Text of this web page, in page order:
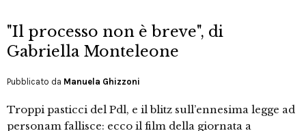
"Il processo non è breve", di
Gabriella Monteleone
Pubblicato da Manuela Ghizzoni
Troppi pasticci del Pdl, e il blitz sull’ennesima legge ad
personam fallisce: ecco il film della giornata a